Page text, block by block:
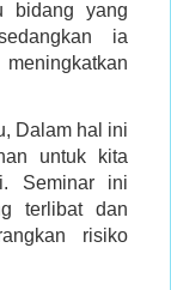
bidang yang
ia
Dalam hal ini
untuk kita
Seminar ini
terlibat dan
risiko